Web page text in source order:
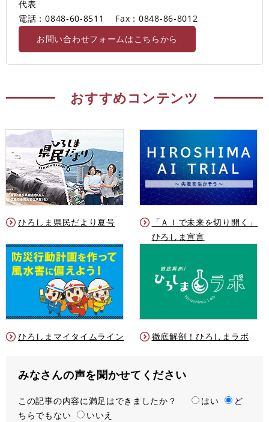
代表
電話：0848-60-8511
Fax：0848-86-8012
お問い合わせフォームはこちらから
おすすめコンテンツ
ひろしま県民だより夏号
「ＡＩで未来を切り開く」
ひろしま宣言
ひろしまマイタイムライン 徹底解剖！ひろしまラボ
みなさんの声を聞かせてください
満
足
この記事の内容に満足はできましたか？ はい
ど
ちらでもない
いいえ